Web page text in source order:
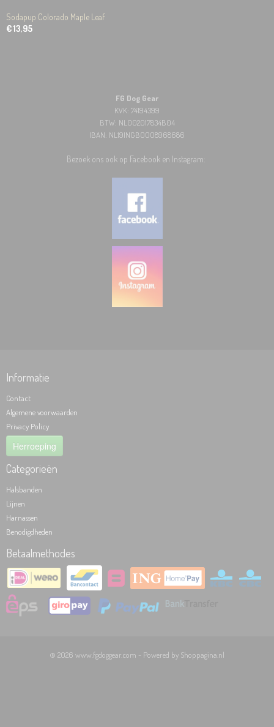
Sodapup Colorado Maple Leaf
€ 13,95
FG Dog Gear
KVK: 74194399
BTW: NL002017834B04
IBAN: NL19INGB0008968686
Bezoek ons ook op Facebook en Instagram:
Informatie
Contact
Algemene voorwaarden
Privacy Policy
Herroeping
Categorieën
Halsbanden
Lijnen
Harnassen
Benodigdheden
Betaalmethodes
© 2026 www.fgdoggear.com - Powered by Shoppagina.nl